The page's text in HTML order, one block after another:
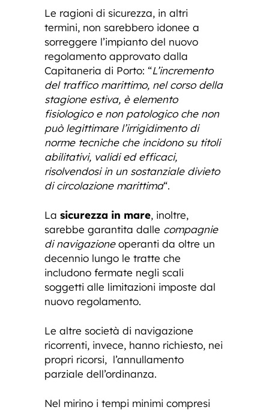
Le ragioni di sicurezza, in altri
termini, non sarebbero idonee a
sorreggere l’impianto del nuovo
regolamento approvato dalla
Capitaneria di Porto: “L’incremento
del traffico marittimo, nel corso della
stagione estiva, è elemento
fisiologico e non patologico che non
può legittimare l’irrigidimento di
norme tecniche che incidono su titoli
abilitativi, validi ed efficaci,
risolvendosi in un sostanziale divieto
di circolazione marittima“.
La sicurezza in mare, inoltre,
sarebbe garantita dalle compagnie
di navigazioneoperanti da oltre un
decennio lungo le tratte che
includono fermate negli scali
soggetti alle limitazioni imposte dal
nuovo regolamento.
Le altre società di navigazione
ricorrenti, invece, hanno richiesto, nei
propri ricorsi, l’annullamento
parziale dell’ordinanza.
Nel mirino i tempi minimi compresi